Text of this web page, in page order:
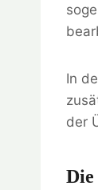
In
der
Die